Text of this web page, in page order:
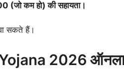
(जो कम हो) की सहायता।
सकते हैं।
2026